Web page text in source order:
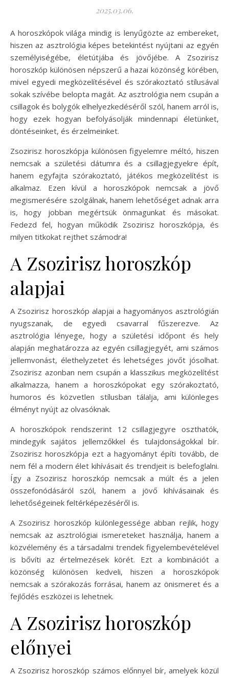
2025.03.06.
A horoszkópok világa mindig is lenyűgözte az embereket,
hiszen az asztrológia képes betekintést nyújtani az egyén
személyiségébe, életútjába és jövőjébe. A Zsozirisz
horoszkóp különösen népszerű a hazai közönség körében,
mivel egyedi megközelítésével és szórakoztató stílusával
sokak szívébe belopta magát. Az asztrológia nem csupán a
csillagok és bolygók elhelyezkedéséről szól, hanem arról is,
hogy ezek hogyan befolyásolják mindennapi életünket,
döntéseinket, és érzelmeinket.
Zsozirisz horoszkópja különösen figyelemre méltó, hiszen
nemcsak a születési dátumra és a csillagjegyekre épít,
hanem egyfajta szórakoztató, játékos megközelítést is
alkalmaz. Ezen kívül a horoszkópok nemcsak a jövő
megismerésére szolgálnak, hanem lehetőséget adnak arra
is, hogy jobban megértsük önmagunkat és másokat.
Fedezd fel, hogyan működik Zsozirisz horoszkópja, és
milyen titkokat rejthet számodra!
A Zsozirisz horoszkóp
alapjai
A Zsozirisz horoszkóp alapjai a hagyományos asztrológián
nyugszanak, de egyedi csavarral fűszerezve. Az
asztrológia lényege, hogy a születési időpont és hely
alapján meghatározza az egyén csillagjegyét, ami számos
jellemvonást, élethelyzetet és lehetséges jövőt jósolhat.
Zsozirisz azonban nem csupán a klasszikus megközelítést
alkalmazza, hanem a horoszkópokat egy szórakoztató,
humoros és közvetlen stílusban tálalja, ami különleges
élményt nyújt az olvasóknak.
A horoszkópok rendszerint 12 csillagjegyre oszthatók,
mindegyik sajátos jellemzőkkel és tulajdonságokkal bír.
Zsozirisz horoszkópja ezt a hagyományt építi tovább, de
nem fél a modern élet kihívásait és trendjeit is belefoglalni.
Így a Zsozirisz horoszkóp nemcsak a múlt és a jelen
összefonódásáról szól, hanem a jövő kihívásainak és
lehetőségeinek feltérképezéséről is.
A Zsozirisz horoszkóp különlegessége abban rejlik, hogy
nemcsak az asztrológiai ismereteket használja, hanem a
közvélemény és a társadalmi trendek figyelembevételével
is bővíti az értelmezések körét. Ezt a kombinációt a
közönség különösen kedveli, hiszen a horoszkópok
nemcsak a szórakozás forrásai, hanem az önismeret és a
fejlődés eszközei is lehetnek.
A Zsozirisz horoszkóp
előnyei
A Zsozirisz horoszkóp számos előnnyel bír, amelyek közül